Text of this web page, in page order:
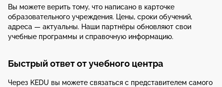
Вы можете верить тому, что написано в карточке
образовательного учреждения. Цены, сроки обучений,
адреса — актуальны. Наши партнёры обновляют свои
учебные программы и справочную информацию.
Быстрый ответ от учебного центра
Через KEDU вы можете связаться с представителем самого